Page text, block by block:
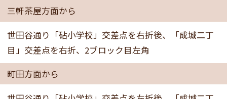
三軒茶屋方面から
世田谷通り「砧小学校」交差点を右折後、「成城二丁
目」交差点を右折、2ブロック目左角
町田方面から